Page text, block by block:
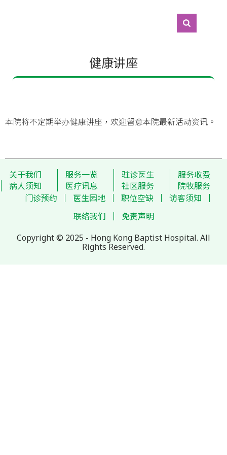
健康讲座
本院将不定期举办健康讲座，欢迎留意本院最新活动资讯。
关于我们 服务一览 驻诊医生
服务收费
病人须知
医疗讯息 社区服务
院牧服务
门诊预约
医生园地 职位空缺
访客须知
联络我们
免责声明
Copyright © 2025 - Hong Kong Baptist Hospital. All
Rights Reserved.